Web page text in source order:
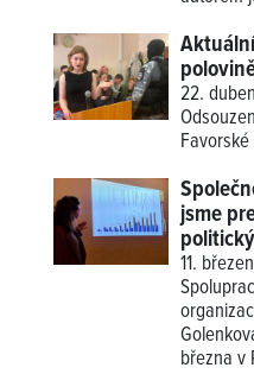
22.
jsme
11.
března v